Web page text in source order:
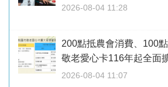
2026-08-04 11:28
200點抵農會消費、100
敬老愛心卡116年起全面
2026-08-04 11:07